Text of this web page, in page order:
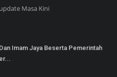
Masa Kini
Imam Jaya Beserta Pemerintah